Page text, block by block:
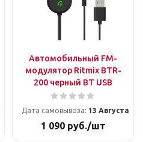
Автомобильный FM-
модулятор Ritmix BTR-
200 черный BT USB
Дата самовывоза: 13 Августа
1 090руб./шт